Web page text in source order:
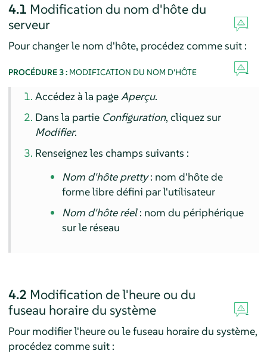
4.1 Modification du nom d'hôte du
serveur
Pour changer le nom d'hôte, procédez comme suit :
PROCÉDURE 3 : MODIFICATION DU NOM D'HÔTE
Accédez à la pageAperçu.
Dans la partie Configuration, cliquez sur
Modifier.
Renseignez les champs suivants :
Nom d'hôte pretty: nom d'hôte de
forme libre défini par l'utilisateur
Nom d'hôte réel: nom du périphérique
sur le réseau
4.2 Modification de l'heure ou du
fuseau horaire du système
Pour modifier l'heure ou le fuseau horaire du système,
procédez comme suit :